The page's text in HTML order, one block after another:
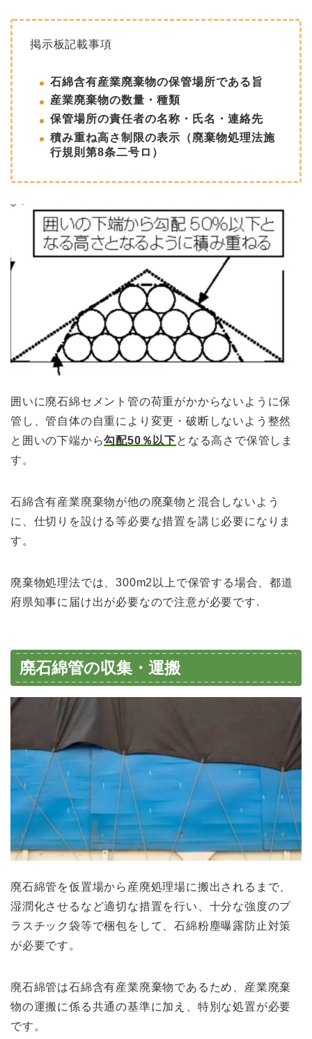
掲示板記載事項
石綿含有産業廃棄物の保管場所である旨
産業廃棄物の数量・種類
保管場所の責任者の名称・氏名・連絡先
積み重ね高さ制限の表示（廃棄物処理法施
行規則第8条二号ロ）
囲いに廃石綿セ メン ト管の荷重がかからない よう に保
管し、管自体の自重により変更・破断しないよう 整然
と囲 いの下端から勾配50％以下となる高さで保管しま
す。
石綿含有産業廃棄物が他の廃棄物 と混合しないよう
に、仕切り を設ける等必要な措置 を講じ必要になりま
す 。
廃棄物処理法では、300m2以上で保管する場合、都道
府県知事に届け出が必要なので注意が必要です.
廃石綿管の収集・運搬
廃石綿管を仮置場から産廃処理場に搬出されるまで、
湿潤化させるなど適切な措置を行い、十分な強度のプ
ラスチック袋等で梱包をして、石綿粉塵曝露防止対策
が必要です。
廃石綿管は石綿含有産業廃棄物であ る ため、 産業廃棄
物の運搬に係る共通の基準に加 え、特別な処置が必要
です。